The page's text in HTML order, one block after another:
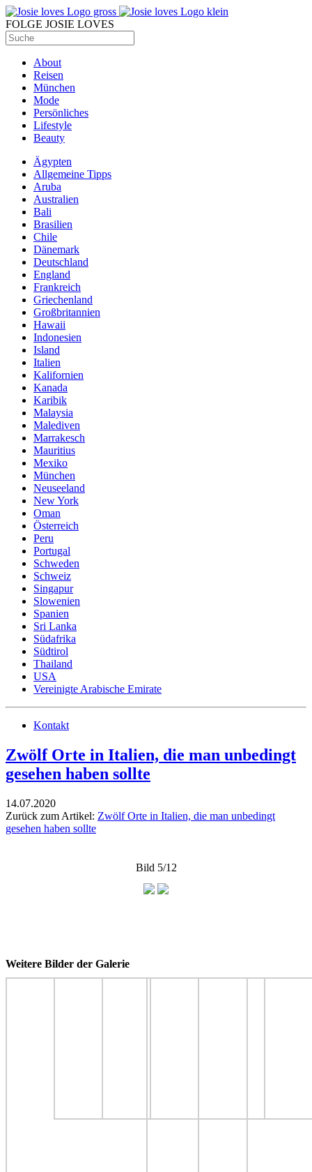
FOLGE JOSIE LOVES
About
Reisen
München
Mode
Persönliches
Lifestyle
Beauty
Ägypten
Allgemeine Tipps
Aruba
Australien
Bali
Brasilien
Chile
Dänemark
Deutschland
England
Frankreich
Griechenland
Großbritannien
Hawaii
Indonesien
Island
Italien
Kalifornien
Kanada
Karibik
Malaysia
Malediven
Marrakesch
Mauritius
Mexiko
München
Neuseeland
New York
Oman
Österreich
Peru
Portugal
Schweden
Schweiz
Singapur
Slowenien
Spanien
Sri Lanka
Südafrika
Südtirol
Thailand
USA
Vereinigte Arabische Emirate
Kontakt
Zwölf Orte in Italien, die man unbedingt
gesehen haben sollte
14.07.2020
Zurück zum Artikel: Zwölf Orte in Italien, die man unbedingt
gesehen haben sollte
Bild 5/12
Weitere Bilder der Galerie